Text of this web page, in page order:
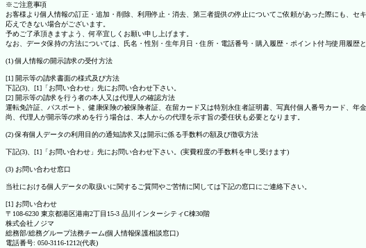
※ご注意事項
お客様より個人情報の訂正・追加・削除、利用停止・消去、第三者提供の停止についてご依頼があった際にも、
応えできない場合がございます。
予めご了承頂きますよう、何卒宜しくお願い申し上げます。
なお、データ保持の方法については、氏名・性別・生年月日・住所・電話番号・購入履歴・ポイント付与使用履
(1) 個人情報の開示請求の受付方法
[1] 開示等の請求書面の様式及び方法
下記(3)、[1]「お問い合わせ」先にお問い合わせ下さい。
[2] 開示等の請求を行う者の本人又は代理人の確認方法
運転免許証、パスポート、健康保険の被保険者証、在留カード又は特別永住者証明書、写真付個人番号カード、年
尚、代理人が開示等の求めを行う場合は、本人からの代理を示す旨の委任状も必要となります。
(2) 保有個人データの利用目的の通知請求又は開示に係る手数料の額及び徴収方法
下記(3)、[1]「お問い合わせ」先にお問い合わせ下さい。(実費程度の手数料を申し受けます)
(3) お問い合わせ窓口
当社における個人データの取扱いに関するご質問やご苦情に関しては下記の窓口にご連絡下さい。
[1] お問い合わせ
〒108-6230 東京都港区港南2丁目15-3 品川インターシティC棟30階
株式会社ノジマ
総務部/総務グループ法務チーム(個人情報保護相談窓口)
電話番号: 050-3116-1212(代表)